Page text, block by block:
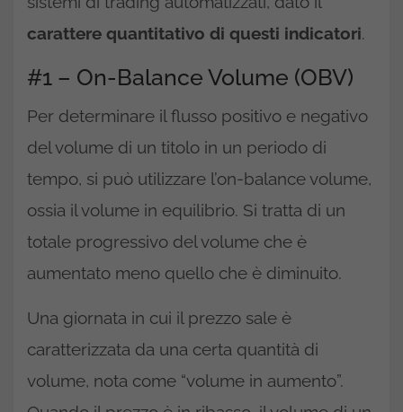
carattere quantitativo di questi indicatori.
#1 – On-Balance Volume (OBV)
Per determinare il flusso positivo e negativo
del volume di un titolo in un periodo di
tempo, si può utilizzare l’on-balance volume,
ossia il volume in equilibrio. Si tratta di un
totale progressivo del volume che è
aumentato meno quello che è diminuito.
Una giornata in cui il prezzo sale è
caratterizzata da una certa quantità di
volume, nota come “volume in aumento”.